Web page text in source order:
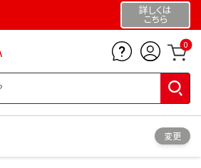
詳しくは
こちら
0
変更